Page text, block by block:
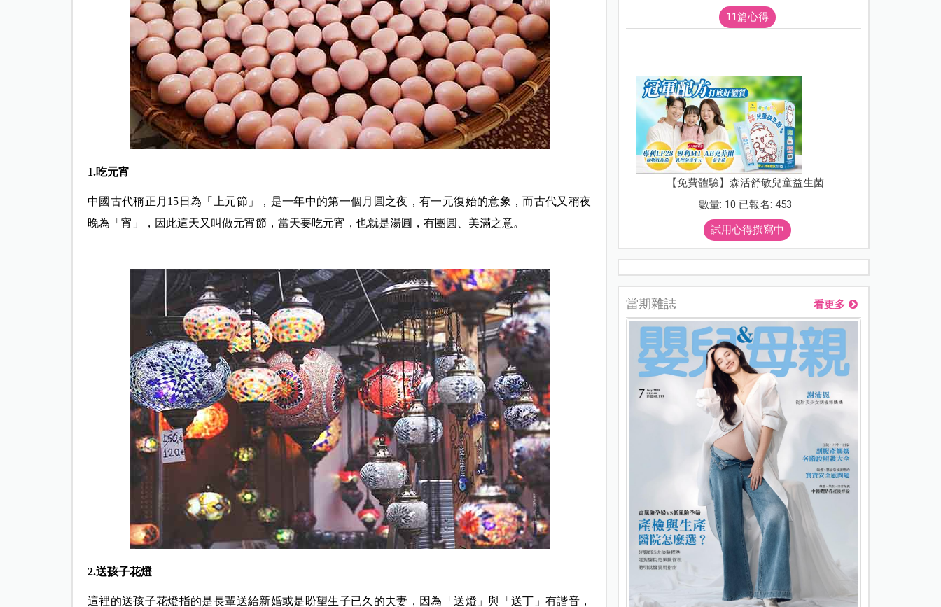
1.吃元宵
中國古代稱正月15日為「上元節」，是一年中的第一個月圓之夜，有一元復始的意象，而古代又稱夜
晚為「宵」，因此這天又叫做元宵節，當天要吃元宵，也就是湯圓，有團圓、美滿之意。
2.送孩子花燈
這裡的送孩子花燈指的是長輩送給新婚或是盼望生子已久的夫妻，因為「送燈」與「送丁」有諧音，
11篇心得
【免費體驗】森活舒敏兒童益生菌
數量: 10 已報名: 453
試用心得撰寫中
當期雜誌 看更多